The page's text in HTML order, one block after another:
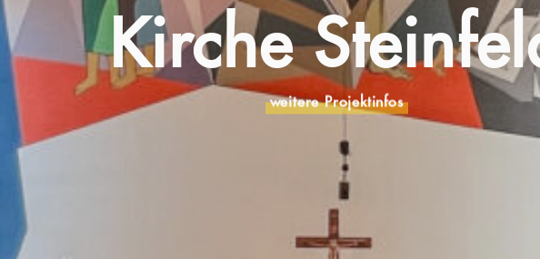
Kirche
weitere Projektinfos